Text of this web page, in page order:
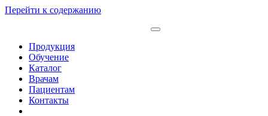
Перейти к содержанию
Продукция
Обучение
Каталог
Врачам
Пациентам
Контакты